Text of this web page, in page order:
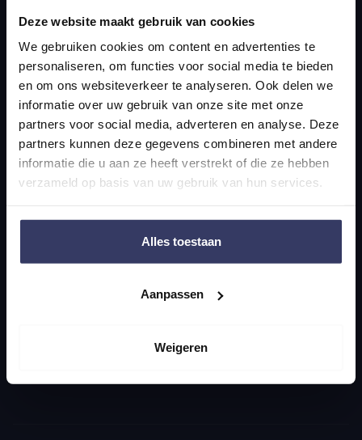
Deze website maakt gebruik van cookies
We gebruiken cookies om content en advertenties te
personaliseren, om functies voor social media te bieden
en om ons websiteverkeer te analyseren. Ook delen we
informatie over uw gebruik van onze site met onze
partners voor social media, adverteren en analyse. Deze
partners kunnen deze gegevens combineren met andere
informatie die u aan ze heeft verstrekt of die ze hebben
verzameld op basis van uw gebruik van hun services.
Alles toestaan
Aanpassen
Weigeren
Accountancy
Belastingadvies
Personeel & salaris
Juridisch advies
Expats
Fusies & overnames